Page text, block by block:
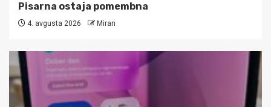
Pisarna ostaja pomembna
4. avgusta 2026 Miran